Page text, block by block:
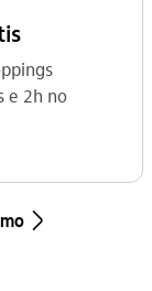
e 2h no
seta_direita